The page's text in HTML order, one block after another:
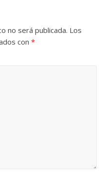
no será publicada. Los
con*